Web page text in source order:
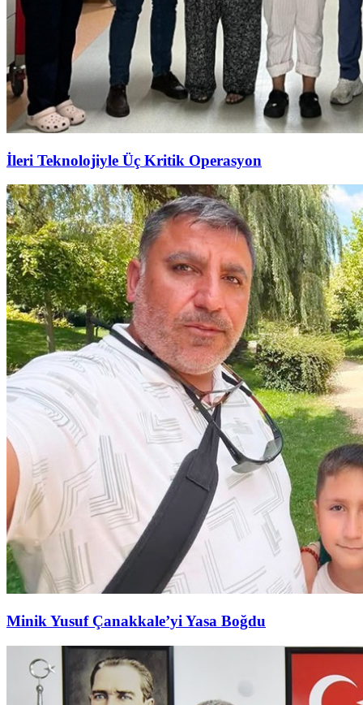
İleri Teknolojiyle Üç Kritik Operasyon
Minik Yusuf Çanakkale’yi Yasa Boğdu